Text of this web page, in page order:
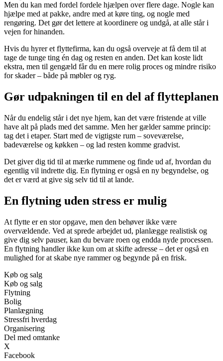
Men du kan med fordel fordele hjælpen over flere dage. Nogle kan
hjælpe med at pakke, andre med at køre ting, og nogle med
rengøring. Det gør det lettere at koordinere og undgå, at alle står i
vejen for hinanden.
Hvis du hyrer et flyttefirma, kan du også overveje at få dem til at
tage de tunge ting én dag og resten en anden. Det kan koste lidt
ekstra, men til gengæld får du en mere rolig proces og mindre risiko
for skader – både på møbler og ryg.
Gør udpakningen til en del af flytteplanen
Når du endelig står i det nye hjem, kan det være fristende at ville
have alt på plads med det samme. Men her gælder samme princip:
tag det i etaper. Start med de vigtigste rum – soveværelse,
badeværelse og køkken – og lad resten komme gradvist.
Det giver dig tid til at mærke rummene og finde ud af, hvordan du
egentlig vil indrette dig. En flytning er også en ny begyndelse, og
det er værd at give sig selv tid til at lande.
En flytning uden stress er mulig
At flytte er en stor opgave, men den behøver ikke være
overvældende. Ved at sprede arbejdet ud, planlægge realistisk og
give dig selv pauser, kan du bevare roen og endda nyde processen.
En flytning handler ikke kun om at skifte adresse – det er også en
mulighed for at skabe nye rammer og begynde på en frisk.
Køb og salg
Køb og salg
Flytning
Bolig
Planlægning
Stressfri hverdag
Organisering
Del med omtanke
X
Facebook